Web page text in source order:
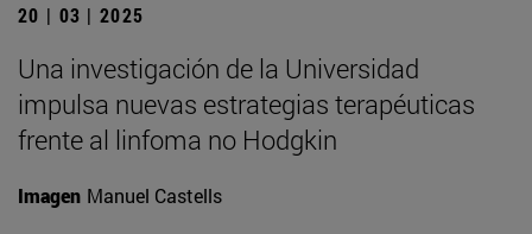
20 | 03 | 2025
Una investigación de la Universidad
impulsa nuevas estrategias terapéuticas
frente al linfoma no Hodgkin
Imagen Manuel Castells